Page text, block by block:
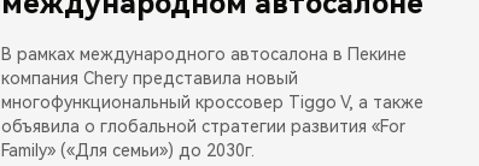
В рамках международного автосалона в Пекине
компания Chery представила новый
многофункциональный кроссовер Tiggo V, а также
объявила о глобальной стратегии развития «For
Family» («Для семьи») до 2030г.